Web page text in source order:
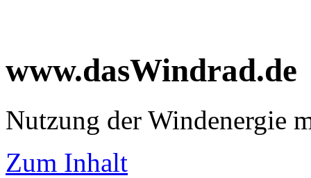
www.dasWindrad.de
Nutzung der Windenergie
Zum Inhalt